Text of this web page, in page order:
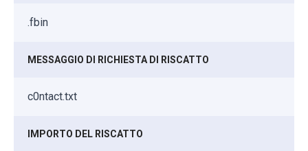
.fbin
MESSAGGIO DI RICHIESTA DI RISCATTO
c0ntact.txt
IMPORTO DEL RISCATTO